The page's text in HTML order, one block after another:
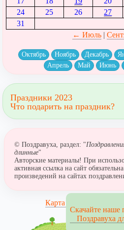
24
25 26 27
31
← Июль|
Октябрь Ноябрь Декабрь
Апрель
Май Июнь
Праздники 2023
Что подарить на праздник?
© Поздравуха, раздел: "
длинные"
Авторские материалы! При
активная ссылка на сайт
произведений на сайтах
Карта сайта
Скачайте наше
Поздравуха